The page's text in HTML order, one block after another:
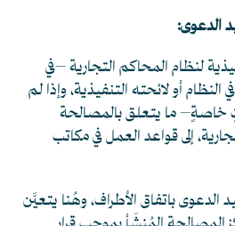
الدعوى:
لنظام المحاكم التجارية –في
أو لائحته التنفيذية، وإذا لم
خاصةٍ– ما يتعلق بالمصالحة
إلى قواعد العمل في مكاتب
باتفاق الأطراف، وهُنا يتعيَّن